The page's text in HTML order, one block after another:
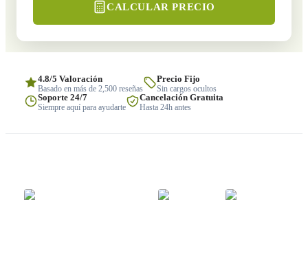
CALCULAR PRECIO
4.8/5 Valoración
Basado en más de 2,500 reseñas
Precio Fijo
Sin cargos ocultos
Soporte 24/7
Siempre aquí para ayudarte
Cancelación Gratuita
Hasta 24h antes